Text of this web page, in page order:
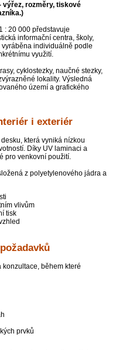
výřez, rozměry, tiskové
: 20 000 představuje
informační centra, školy,
individuálně podle
využití.
cyklostezky, naučné stezky,
lokality. Výsledná
území a grafického
i exteriér
která vyniká nízkou
Díky UV laminaci a
pro venkovní použití.
z polyetylenového jádra a
vlivům
tisk
během které
prvků